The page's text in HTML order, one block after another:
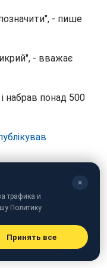
- пише
- вважає
набрав понад 500
✕
трафика и
Политику
Принять все